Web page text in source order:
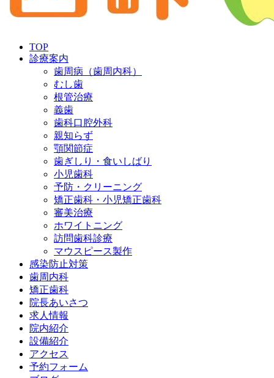
TOP
診療案内
歯周病 （歯周内科）
むし歯
根管治療
義歯
歯科口腔外科
親知らず
顎関節症
歯ぎしり・ 食いしばり
小児歯科
予防・ クリーニング
矯正歯科・ 小児矯正歯科
審美治療
ホワイト ニング
訪問歯科診療
マウスピース製作
感染防止対策
歯周内科
矯正歯科
院長あいさつ
求人情報
院内紹介
設備紹介
アクセス
予約フォーム